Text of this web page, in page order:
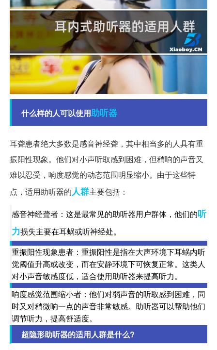
什么样的人可以使用助听器
耳聋患者绝大多数是感音神经聋，其中相当多的人具有重
振阳性现象。他们对小声听取感到困难，但稍响的声音又
难以忍受，响度感觉的动态范围明显缩小。由于这些特
点，适用助听器的人群主要包括：
感音神经聋者：这是最常见的助听器用户群体，他们的听
力损失主要在耳蜗或听神经处。
重振阳性现象患者：重振阳性是指在大声环境下耳蜗内听
觉阈值升高或改变，而在安静环境下可恢复正常。这类人
对小声音敏感度低，适合使用助听器来提高听力。
响度感觉范围缩小者：他们对弱声音的听取感到困难，同
时又对稍微响一点的声音非常敏感。助听器可以帮助他们
调节听力，提高舒适度。
超隐形助听器的适用人群是什么?